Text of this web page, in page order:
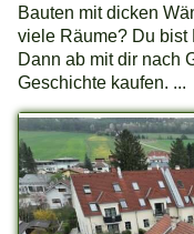
Bauten mit dicken
viele Räume? Du
Dann ab mit dir nach
Geschichte kaufen. ...